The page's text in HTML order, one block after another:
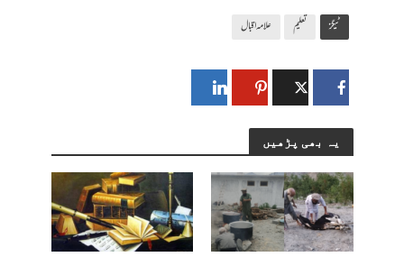
ٹیگز تعلیم علامہ اقبال
یہ بھی پڑھیں